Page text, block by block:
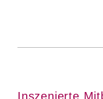
Inszenierte